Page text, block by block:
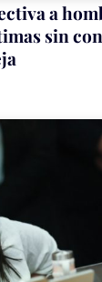
a
sin